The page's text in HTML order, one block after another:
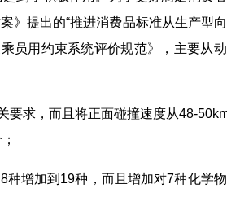
》提出的“推进消费品标准从生产型
员用约束系统评价规范》，主要从
要求，而且将正面碰撞速度从48-
种增加到19种，而且增加对7种化学